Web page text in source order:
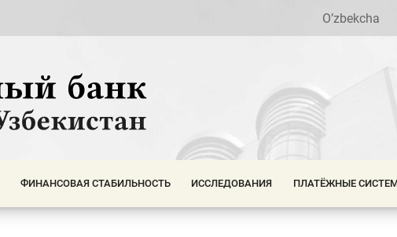
O’zbekcha
ФИНАНСОВАЯ СТАБИЛЬНОСТЬ ИССЛЕДОВАНИЯ ПЛАТЁЖНЫЕ